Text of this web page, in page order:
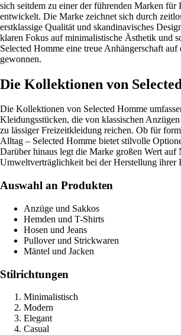
sich seitdem zu einer der führenden Marken für
entwickelt. Die Marke zeichnet sich durch
erstklassige Qualität und skandinavisches
klaren Fokus auf minimalistische Ästhetik und
Selected Homme eine treue Anhängerschaft auf
gewonnen.
Die Kollektionen von
Die Kollektionen von Selected Homme
Kleidungsstücken, die von klassischen
zu lässiger Freizeitkleidung reichen. Ob für
Alltag – Selected Homme bietet stilvolle
Darüber hinaus legt die Marke großen Wert auf
Umweltverträglichkeit bei der Herstellung ihrer
Auswahl an Produkten
Anzüge und Sakkos
Hemden und T-Shirts
Hosen und Jeans
Pullover und Strickwaren
Mäntel und Jacken
Stilrichtungen
Minimalistisch
Modern
Elegant
Casual